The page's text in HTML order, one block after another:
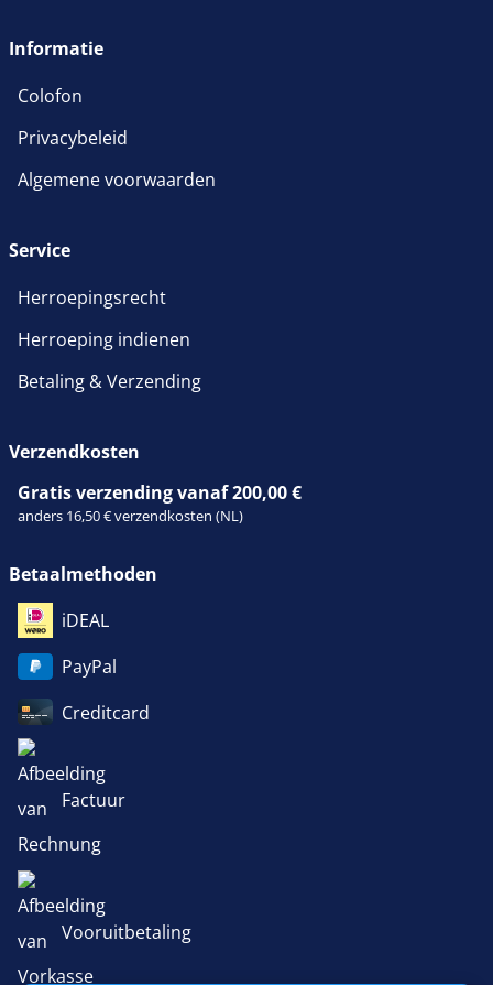
Informatie
Colofon
Privacybeleid
Algemene voorwaarden
Service
Herroepingsrecht
Herroeping indienen
Betaling & Verzending
Verzendkosten
Gratis verzending vanaf 200,00 €
anders 16,50 € verzendkosten (NL)
Betaalmethoden
iDEAL
PayPal
Creditcard
Factuur
Vooruitbetaling